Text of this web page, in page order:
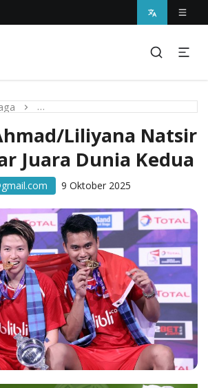
Parepare
Kasih
Tontowi Ahmad/Liliyana Natsir
Liliyana Natsir
Juara Dunia Kedua
9 Oktober 2025